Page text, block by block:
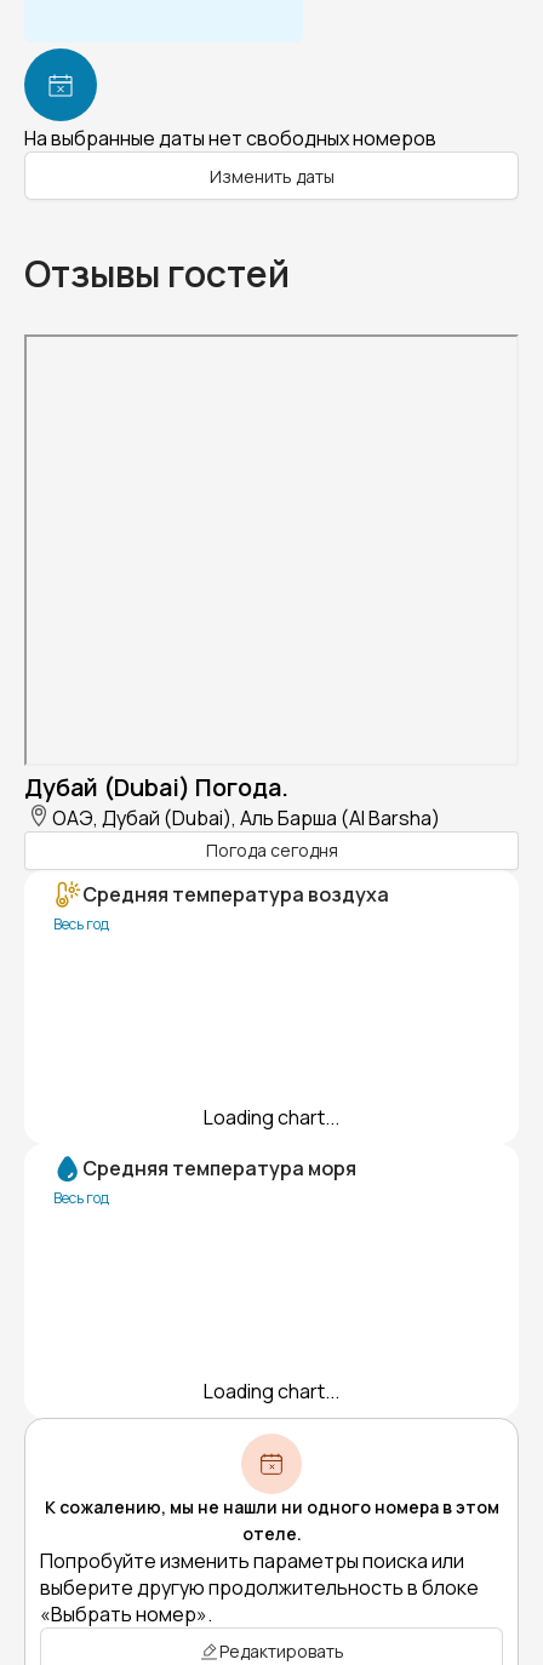
На выбранные даты нет свободных номеров
Изменить даты
Отзывы гостей
Дубай (Dubai) Погода.
ОАЭ, Дубай (Dubai), Аль Барша (Al Barsha)
Погода сегодня
Средняя температура воздуха
Весь год
Loading chart...
Средняя температура моря
Весь год
Loading chart...
К сожалению, мы не нашли ни одного номера в этом
отеле.
Попробуйте изменить параметры поиска или
выберите другую продолжительность в блоке
«Выбрать номер».
Редактировать